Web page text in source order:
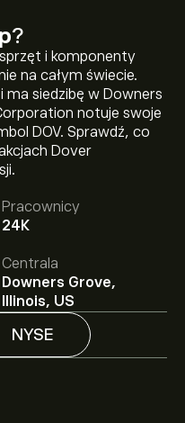
?
i komponenty
na całym świecie.
ma siedzibę w Downers
notuje swoje
DOV. Sprawdź, co
Dover
Pracownicy
24K
Centrala
Downers Grove,
Illinois, US
NYSE
wynosi 211.13‎$‎.
Dover Corp
i ceny docelowe.
instrumentu: Dover
raporty finansowe i
najnowsze prognozy